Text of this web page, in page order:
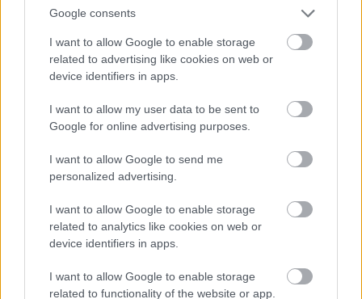
Google consents
I want to allow Google to enable storage
related to advertising like cookies on web or
device identifiers in apps.
I want to allow my user data to be sent to
Google for online advertising purposes.
I want to allow Google to send me
personalized advertising.
I want to allow Google to enable storage
related to analytics like cookies on web or
device identifiers in apps.
I want to allow Google to enable storage
related to functionality of the website or app.
energiahatékonyság Lindab Lindab légtechnika igényvezérelt szellőztetés
energiatakarékos
A home office ösztönzésével is próbálták enyhíteni az
energiaválságot Magyarországon, ám - nem az üres, hanem az
épületgépészet rendszerszintű, a tényleges használathoz